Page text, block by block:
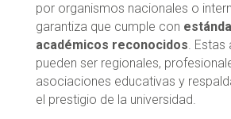
por organismos nacionales o
garantiza que cumple con
académicos reconocidos. Estas
pueden ser regionales,
asociaciones educativas y
el prestigio de la universidad.